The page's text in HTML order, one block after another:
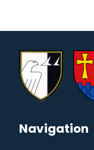
Navigation